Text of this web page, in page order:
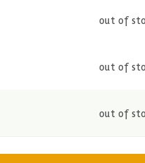
out of
out of
out of